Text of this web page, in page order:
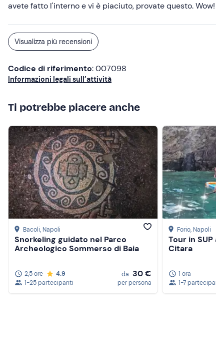
avete fatto l'interno e vi è piaciuto, provate questo. Wow!
Visualizza più recensioni
Codice di riferimento: 007098
Informazioni legali sull’attività
Ti potrebbe piacere anche
Bacoli, Napoli
Snorkeling guidato nel Parco
Archeologico Sommerso di Baia
2,5 ore
4.9
1-25 partecipanti
da 30 €
per persona
Forio, Napoli
Tour in SUP a
Citara
1 ora
1-7 partecipanti